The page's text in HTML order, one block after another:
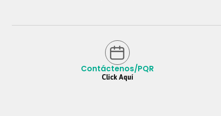
Contáctenos/PQR
Click Aquí